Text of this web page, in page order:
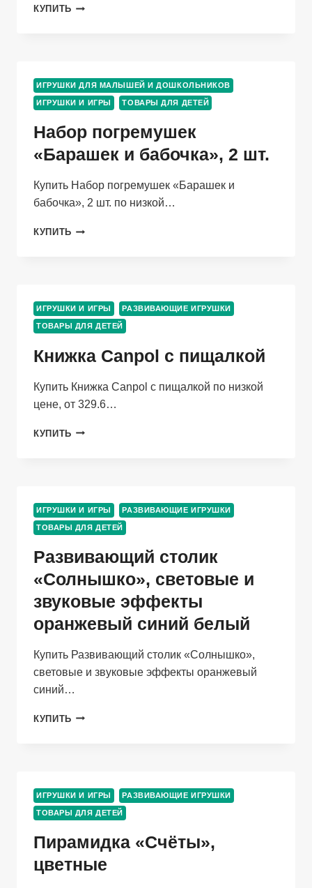
КУПИТЬ ТОЛОКАР
ИГРУШКИ ДЛЯ МАЛЫШЕЙ И ДОШКОЛЬНИКОВ
ИГРУШКИ И ИГРЫ ТОВАРЫ ДЛЯ ДЕТЕЙ
Набор погремушек
«Барашек и бабочка», 2 шт.
Купить Набор погремушек «Барашек и
бабочка», 2 шт. по низкой…
КУПИТЬ НАБОР
2
ШТ.
ИГРУШКИ И ИГРЫ РАЗВИВАЮЩИЕ ИГРУШКИ
ТОВАРЫ ДЛЯ ДЕТЕЙ
Книжка Canpol с пищалкой
Купить Книжка Canpol с пищалкой по низкой
цене, от 329.6…
КУПИТЬ КНИЖКА
ИГРУШКИ И ИГРЫ РАЗВИВАЮЩИЕ ИГРУШКИ
ТОВАРЫ ДЛЯ ДЕТЕЙ
Развивающий столик
«Солнышко», световые и
звуковые эффекты
оранжевый синий белый
Купить Развивающий столик «Солнышко»,
световые и звуковые эффекты оранжевый
синий…
КУПИТЬ РАЗВИВАЮЩИЙ
ЭФФЕКТЫ
ОРАНЖЕВЫЙ
БЕЛЫЙ
ИГРУШКИ И ИГРЫ РАЗВИВАЮЩИЕ ИГРУШКИ
ТОВАРЫ ДЛЯ ДЕТЕЙ
Пирамидка «Счёты»,
цветные